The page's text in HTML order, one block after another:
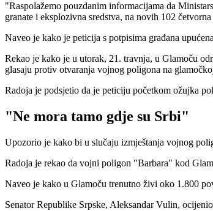
"Raspolažemo pouzdanim informacijama da
granate i eksplozivna sredstva, na novih 102
Naveo je kako je peticija s potpisima građana
Rekao je kako je u utorak, 21. travnja, u Glamoču
glasaju protiv otvaranja vojnog poligona na
Radoja je podsjetio da je peticiju početkom ožujka
"Ne mora tamo gdje su Srbi"
Upozorio je kako bi u slučaju izmještanja vojnog
Radoja je rekao da vojni poligon "Barbara" kod
Naveo je kako u Glamoču trenutno živi oko 1.800
Senator Republike Srpske, Aleksandar Vulin,